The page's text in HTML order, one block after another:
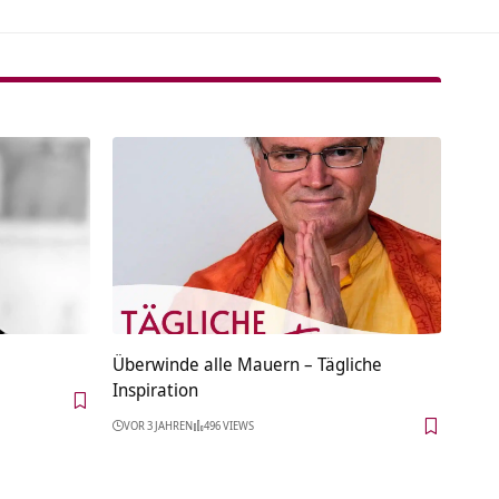
Überwinde alle Mauern – Tägliche
Inspiration
VOR 3 JAHREN 496 VIEWS